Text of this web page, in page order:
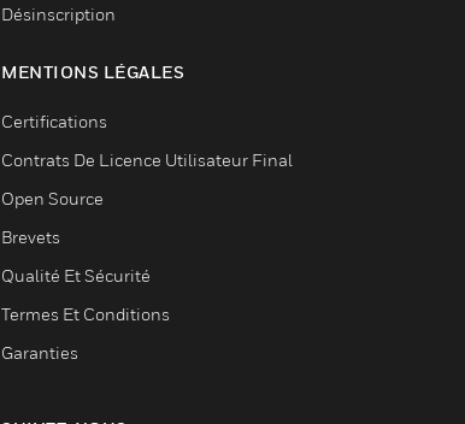
Désinscription
MENTIONS LÉGALES
Certifications
Contrats De Licence Utilisateur Final
Open Source
Brevets
Qualité Et Sécurité
Termes Et Conditions
Garanties